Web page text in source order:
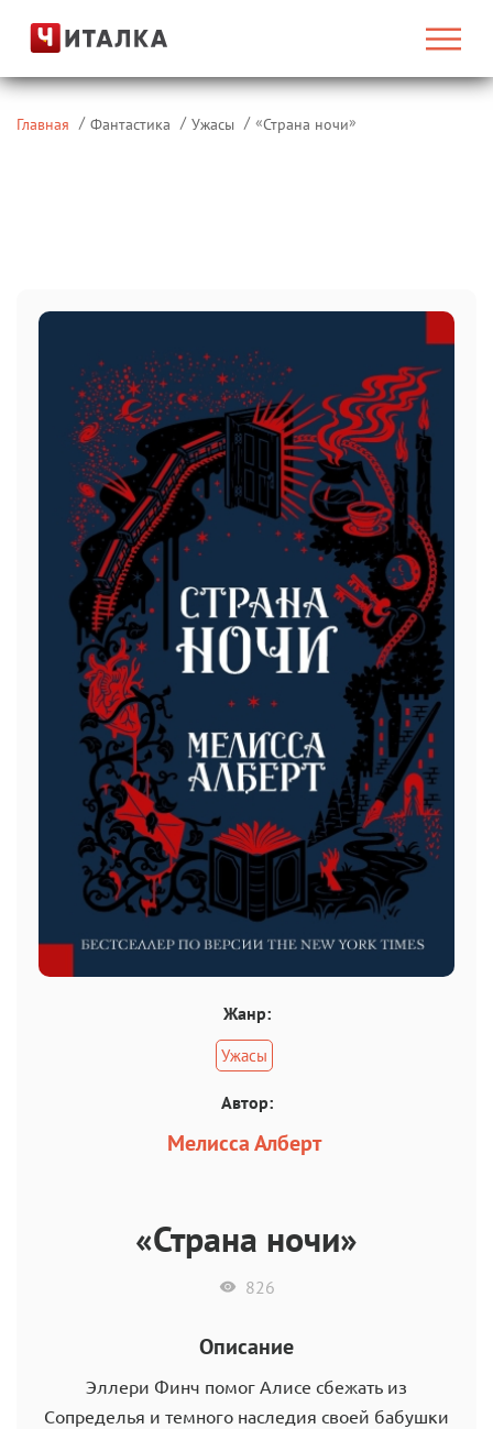
Главная Фантастика Ужасы «Страна ночи»
Жанр:
Ужасы
Автор:
Мелисса Алберт
«Страна ночи»
826
Описание
Эллери Финч помог Алисе сбежать из
Сопределья и темного наследия своей бабушки